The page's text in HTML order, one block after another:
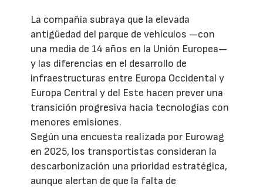
La compañía subraya que la elevada
antigüedad del parque de vehículos —con
una media de 14 años en la Unión Europea—
y las diferencias en el desarrollo de
infraestructuras entre Europa Occidental y
Europa Central y del Este hacen prever una
transición progresiva hacia tecnologías con
menores emisiones.
Según una encuesta realizada por Eurowag
en 2025, los transportistas consideran la
descarbonización una prioridad estratégica,
aunque alertan de que la falta de